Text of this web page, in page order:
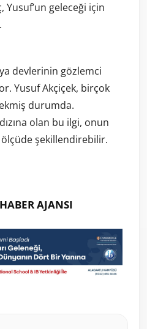
Yusuf’un geleceği için
devlerinin gözlemci
Yusuf Akçiçek, birçok
durumda.
olan bu ilgi, onun
şekillendirebilir.
AJANSI